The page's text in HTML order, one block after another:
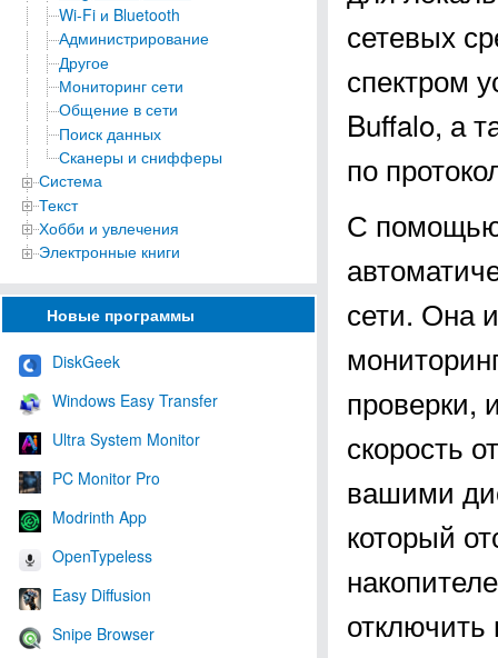
Wi-Fi и Bluetooth
Администрирование
Другое
Мониторинг сети
Общение в сети
Поиск данных
Сканеры и снифферы
Система
Текст
Хобби и увлечения
Электронные книги
Новые программы
DiskGeek
Windows Easy Transfer
Ultra System Monitor
PC Monitor Pro
Modrinth App
OpenTypeless
Easy Diffusion
Snipe Browser
сетевых
спектром
Buffalo, а
по
С помощью
сети. Она
проверки,
скорость
вашими
который